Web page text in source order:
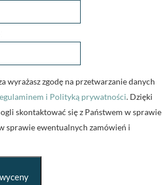
wyrażasz zgodę na przetwarzanie danych
i Polityką prywatności. Dzięki
skontaktować się z Państwem w sprawie
sprawie ewentualnych zamówień i